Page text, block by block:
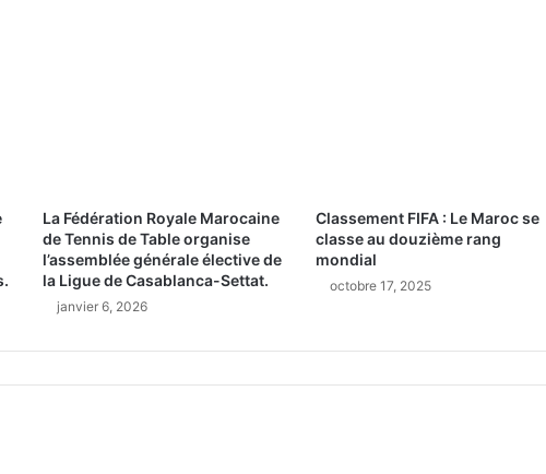
La Fédération Royale Marocaine
de Tennis de Table organise
l’assemblée générale élective de
la Ligue de Casablanca-Settat.
janvier 6, 2026
Classement FIFA : Le Maroc se
classe au douzième rang
mondial
octobre 17, 2025